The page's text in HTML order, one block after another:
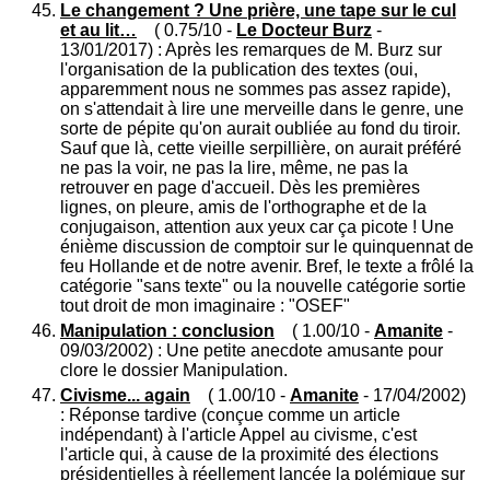
Le changement ? Une prière, une tape sur le cul
et au lit… ( 0.75/10 - Le Docteur Burz -
13/01/2017) : Après les remarques de M. Burz sur
l'organisation de la publication des textes (oui,
apparemment nous ne sommes pas assez rapide),
on s'attendait à lire une merveille dans le genre, une
sorte de pépite qu'on aurait oubliée au fond du tiroir.
Sauf que là, cette vieille serpillière, on aurait préféré
ne pas la voir, ne pas la lire, même, ne pas la
retrouver en page d'accueil. Dès les premières
lignes, on pleure, amis de l'orthographe et de la
conjugaison, attention aux yeux car ça picote ! Une
énième discussion de comptoir sur le quinquennat de
feu Hollande et de notre avenir. Bref, le texte a frôlé la
catégorie "sans texte" ou la nouvelle catégorie sortie
tout droit de mon imaginaire : "OSEF"
Manipulation : conclusion ( 1.00/10 - Amanite -
09/03/2002) : Une petite anecdote amusante pour
clore le dossier Manipulation.
Civisme... again ( 1.00/10 - Amanite - 17/04/2002)
: Réponse tardive (conçue comme un article
indépendant) à l'article Appel au civisme, c'est
l'article qui, à cause de la proximité des élections
présidentielles à réellement lancée la polémique sur